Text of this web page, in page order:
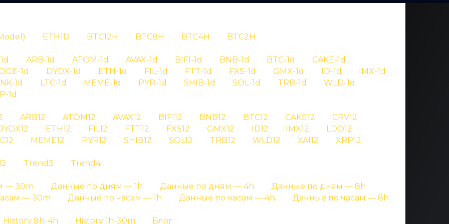
ETH1D BTC12H BTC8H BTC4H
BTC2H
ARB-1d ATOM-1d AVAX-1d BIFI-1d BNB-1d BTC-1d
CAKE-1d
1d DYDX-1d ETH-1d FIL-1d FTT-1d FXS-1d GMX-1d ID-1d
IMX-1d
1d LTC-1d MEME-1d PYR-1d SHIB-1d SOL-1d TRB-1d
WLD-1d
1d
ARB12 ATOM12 AVAX12 BIFI12 BNB12 BTC12 CAKE12
CRV12
ETH12 FIL12 FTT12 FXS12 GMX12 ID12 IMX12
LDO12
MEME12 PYR12 SHIB12 SOL12 TRB12 WLD12 XAI12
XRP12
Trend3
Trend4
— 30m
Данные по дням — 1h Данные по дням — 4h
Данные по дням — 8h
— 30m
Данные по часам — 1h Данные по часам — 4h
Данные по часам — 8h
History 8h-4h History 1h-30m Блог
сигналов wld
wld на графике результатов и на отдельных страницах с подробными данными
Главная страница» История сигналов